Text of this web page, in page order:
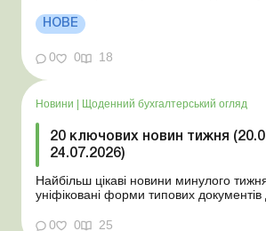
стан Для сільгосппідприємств і ФОП запроваджено нові
одноразові статистичні форми З 2 серпня змінюється
порядок зарахування окремих
НОВЕ
0 0 18
Новини | Щоденний бухгалтерський огляд
20 ключових новин тижня
24.07.2026)
Найбільш цікаві новини минулого
уніфіковані форми типових
координаційного центру з організації
0 0 25